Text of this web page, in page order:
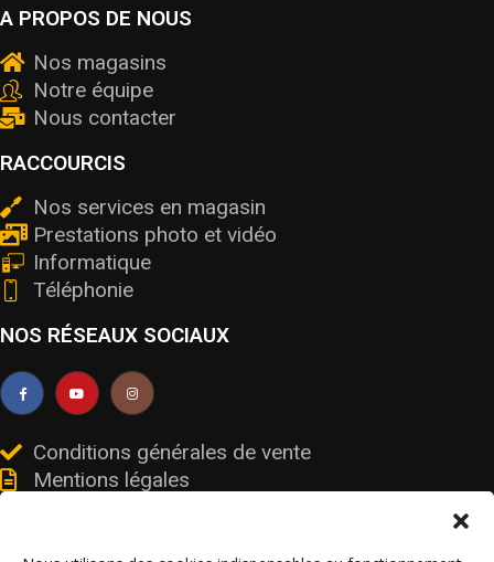
A PROPOS DE NOUS
Nos magasins
Notre équipe
Nous contacter
RACCOURCIS
Nos services en magasin
Prestations photo et vidéo
Informatique
Téléphonie
NOS RÉSEAUX SOCIAUX
Conditions générales de vente
Mentions légales